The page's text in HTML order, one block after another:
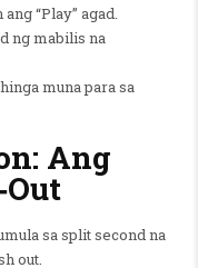
“Play” agad.
ng mabilis na
muna para sa
Ang
sa split second na
out.